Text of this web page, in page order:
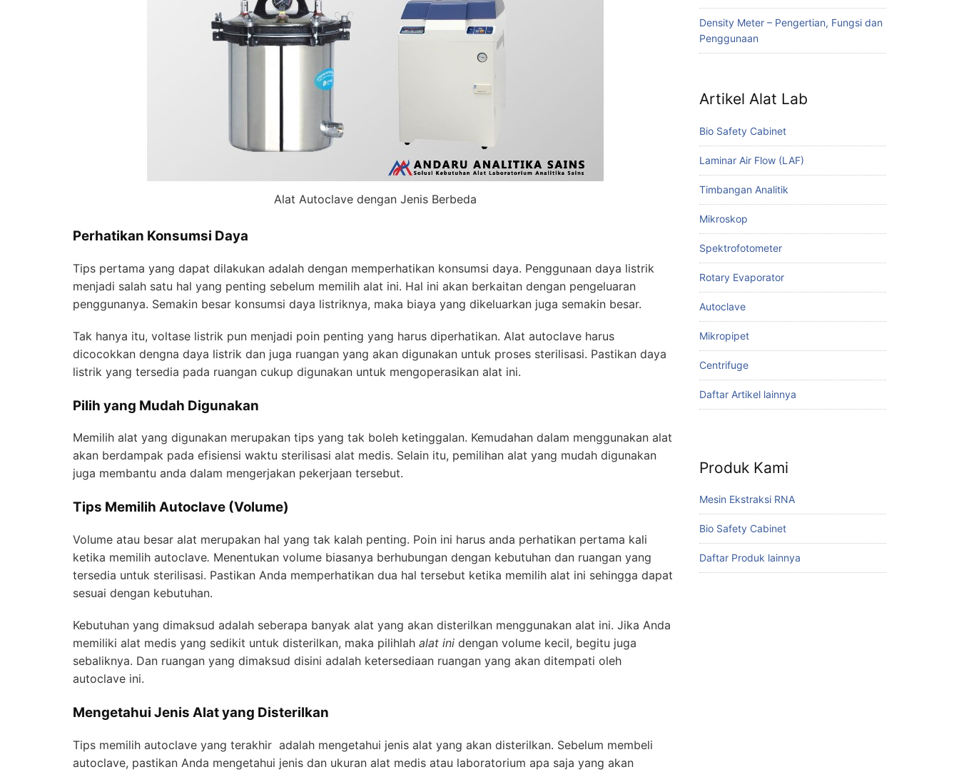
Alat Autoclave dengan Jenis Berbeda
Perhatikan Konsumsi Daya
Tips pertama yang dapat dilakukan adalah dengan memperhatikan konsumsi daya. Penggunaan daya listrik
menjadi salah satu hal yang penting sebelum memilih alat ini. Hal ini akan berkaitan dengan pengeluaran
penggunanya. Semakin besar konsumsi daya listriknya, maka biaya yang dikeluarkan juga semakin besar.
Tak hanya itu, voltase listrik pun menjadi poin penting yang harus diperhatikan. Alat autoclave harus
dicocokkan dengna daya listrik dan juga ruangan yang akan digunakan untuk proses sterilisasi. Pastikan daya
listrik yang tersedia pada ruangan cukup digunakan untuk mengoperasikan alat ini.
Pilih yang Mudah Digunakan
Memilih alat yang digunakan merupakan tips yang tak boleh ketinggalan. Kemudahan dalam menggunakan alat
akan berdampak pada efisiensi waktu sterilisasi alat medis. Selain itu, pemilihan alat yang mudah digunakan
juga membantu anda dalam mengerjakan pekerjaan tersebut.
Tips Memilih Autoclave (Volume)
Volume atau besar alat merupakan hal yang tak kalah penting. Poin ini harus anda perhatikan pertama kali
ketika memilih autoclave. Menentukan volume biasanya berhubungan dengan kebutuhan dan ruangan yang
tersedia untuk sterilisasi. Pastikan Anda memperhatikan dua hal tersebut ketika memilih alat ini sehingga dapat
sesuai dengan kebutuhan.
Kebutuhan yang dimaksud adalah seberapa banyak alat yang akan disterilkan menggunakan alat ini. Jika Anda
memiliki alat medis yang sedikit untuk disterilkan, maka pilihlah alat ini dengan volume kecil, begitu juga
sebaliknya. Dan ruangan yang dimaksud disini adalah ketersediaan ruangan yang akan ditempati oleh
autoclave ini.
Mengetahui Jenis Alat yang Disterilkan
Tips memilih autoclave yang terakhir adalah mengetahui jenis alat yang akan disterilkan. Sebelum membeli
autoclave, pastikan Anda mengetahui jenis dan ukuran alat medis atau laboratorium apa saja yang akan
Density Meter – Pengertian, Fungsi dan
Penggunaan
Artikel Alat Lab
Bio Safety Cabinet
Laminar Air Flow (LAF)
Timbangan Analitik
Mikroskop
Spektrofotometer
Rotary Evaporator
Autoclave
Mikropipet
Centrifuge
Daftar Artikel lainnya
Produk Kami
Mesin Ekstraksi RNA
Bio Safety Cabinet
Daftar Produk lainnya